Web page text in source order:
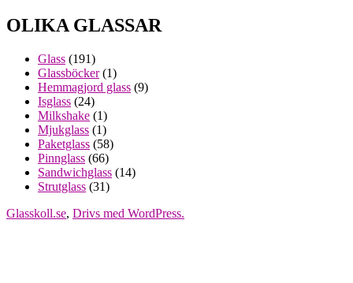
OLIKA GLASSAR
Glass (191)
Glassböcker(1)
Hemmagjord glass (9)
Isglass (24)
Milkshake (1)
Mjukglass (1)
Paketglass (58)
Pinnglass (66)
Sandwichglass (14)
Strutglass (31)
Glasskoll.se, Drivs med WordPress.